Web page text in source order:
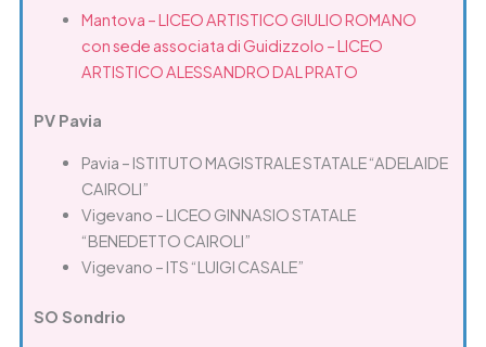
Mantova – LICEO ARTISTICO GIULIO ROMANO
con sede associata di Guidizzolo – LICEO
ARTISTICO ALESSANDRO DAL PRATO
PV Pavia
Pavia – ISTITUTO MAGISTRALE STATALE “ADELAIDE
CAIROLI”
Vigevano – LICEO GINNASIO STATALE
“BENEDETTO CAIROLI”
Vigevano – ITS “LUIGI CASALE”
SO Sondrio